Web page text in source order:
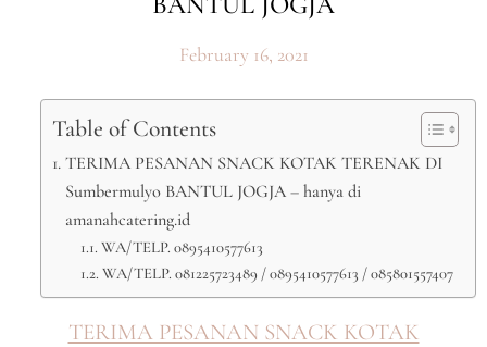
February 16, 2021
Table of Contents
TERIMA PESANAN SNACK KOTAK TERENAK DI
Sumbermulyo BANTUL JOGJA – hanya di
amanahcatering.id
WA/TELP. 0895410577613
WA/TELP. 081225723489 / 0895410577613 / 085801557407
TERIMA PESANAN SNACK KOTAK